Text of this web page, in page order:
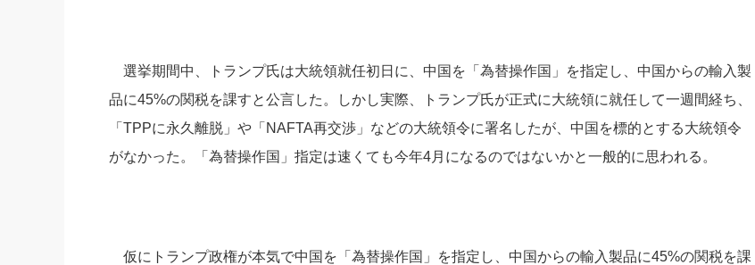
選挙期間中、トランプ氏は大統領就任初日に、中国を「為替操作国」を指定し、中国からの輸入製
品に45%の関税を課すと公言した。しかし実際、トランプ氏が正式に大統領に就任して一週間経ち、
「TPPに永久離脱」や「NAFTA再交渉」などの大統領令に署名したが、中国を標的とする大統領令
がなかった。「為替操作国」指定は速くても今年4月になるのではないかと一般的に思われる。
仮にトランプ政権が本気で中国を「為替操作国」を指定し、中国からの輸入製品に45%の関税を課